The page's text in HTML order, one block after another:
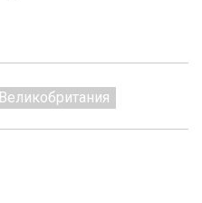
Великобритания